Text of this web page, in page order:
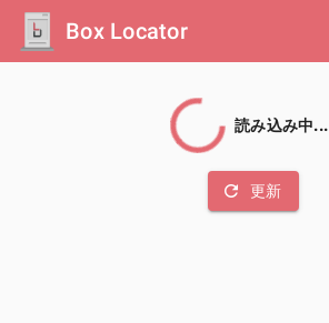
Box Locator
読み込み中...
refresh 更新